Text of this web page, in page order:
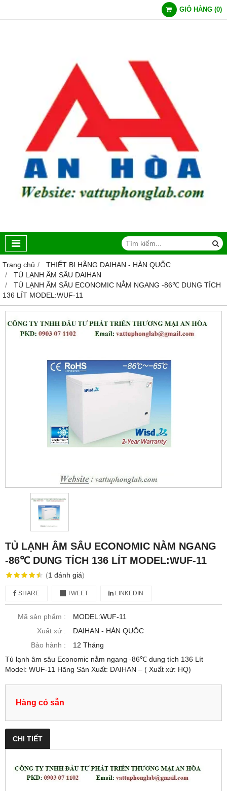
GIỎ HÀNG (0)
Trang chủ
THIẾT BỊ HÃNG DAIHAN - HÀN QUỐC
TỦ LẠNH ÂM SÂU DAIHAN
TỦ LẠNH ÂM SÂU ECONOMIC NẰM NGANG -86℃ DUNG TÍCH
136 LÍT MODEL:WUF-11
TỦ LẠNH ÂM SÂU ECONOMIC NẰM NGANG
-86℃ DUNG TÍCH 136 LÍT MODEL:WUF-11
(1 đánh giá)
SHARE TWEET LINKEDIN
Mã sản phẩm :
MODEL:WUF-11
Xuất xứ :
DAIHAN - HÀN QUỐC
Bảo hành :
12 Tháng
Tủ lạnh âm sâu Economic nằm ngang -86℃ dung tích 136 Lít
Model: WUF-11 Hãng Sản Xuất: DAIHAN – ( Xuất xứ: HQ)
Hàng có sẵn
CHI TIẾT